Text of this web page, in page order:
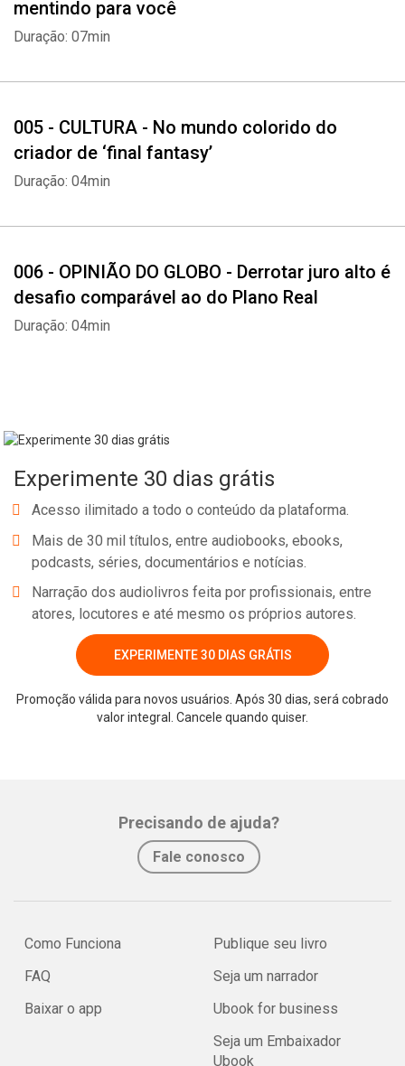
— da baixa poupança ao desequilíbrio fiscal
mentindo para você
Duração: 07min
005 - CULTURA - No mundo colorido do
criador de ‘final fantasy’
Duração: 04min
006 - OPINIÃO DO GLOBO - Derrotar juro alto é
desafio comparável ao do Plano Real
Duração: 04min
Experimente 30 dias grátis
Acesso ilimitado a todo o conteúdo da plataforma.
Mais de 30 mil títulos, entre audiobooks, ebooks,
podcasts, séries, documentários e notícias.
Narração dos audiolivros feita por profissionais, entre
atores, locutores e até mesmo os próprios autores.
EXPERIMENTE 30 DIAS GRÁTIS
Promoção válida para novos usuários. Após 30 dias, será cobrado
valor integral. Cancele quando quiser.
Precisando de ajuda?
Fale conosco
Como Funciona
FAQ
Baixar o app
Publique seu livro
Seja um narrador
Ubook for business
Seja um Embaixador
Ubook